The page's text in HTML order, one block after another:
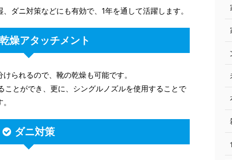
ダニ対策などにも有効で、1年を通して活躍します。
燥アタッチメント
られるので、靴の乾燥も可能です。
とができ、更に、シングルノズルを使用することで
ダニ対策